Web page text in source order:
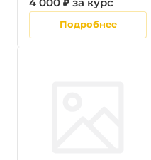
лиц, на которых
возложена трудовая
функция по
Подробнее